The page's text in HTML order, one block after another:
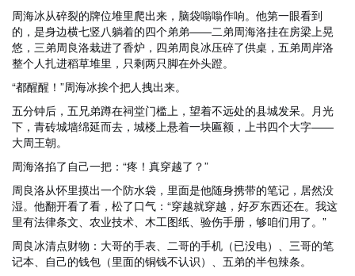
周海冰从碎裂的牌位堆里爬出来，脑袋嗡嗡作响。他第一眼看到
的，是身边横七竖八躺着的四个弟弟——二弟周海洛挂在房梁上晃
悠，三弟周良洛栽进了香炉，四弟周良冰压碎了供桌，五弟周岸洛
整个人扎进稻草堆里，只剩两只脚在外头蹬。
“都醒醒！”周海冰挨个把人拽出来。
五分钟后，五兄弟蹲在祠堂门槛上，望着不远处的县城发呆。月光
下，青砖城墙绵延而去，城楼上悬着一块匾额，上书四个大字——
大周王朝。
周海洛掐了自己一把：“疼！真穿越了？”
周良洛从怀里摸出一个防水袋，里面是他随身携带的笔记，居然没
湿。他翻开看了看，松了口气：“穿越就穿越，好歹东西还在。我这
里有法律条文、农业技术、木工图纸、验伤手册，够咱们用了。”
周良冰清点财物：大哥的手表、二哥的手机（已没电）、三哥的笔
记本、自己的钱包（里面的铜钱不认识）、五弟的半包辣条。